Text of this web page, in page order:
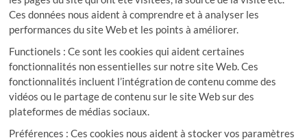
Ces données nous aident à comprendre et à analyser les
performances du site Web et les points à améliorer.
Functionels : Ce sont les cookies qui aident certaines
fonctionnalités non essentielles sur notre site Web. Ces
fonctionnalités incluent l’intégration de contenu comme des
vidéos ou le partage de contenu sur le site Web sur des
plateformes de médias sociaux.
Préférences : Ces cookies nous aident à stocker vos paramètres